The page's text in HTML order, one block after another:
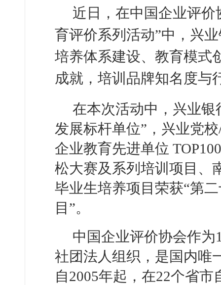
近日，在中国企业评
育评价系列活动”中，兴
培养体系建设、教育模式
成就，培训品牌知名度与
在本次活动中，兴业
发展标杆单位”，兴业党
企业教育先进单位
松大赛及系列培训项目、
毕业生培养项目荣获“第
目”。
中国企业评价协会作
社团法人组织，是国内唯
自2005年起，在22个省